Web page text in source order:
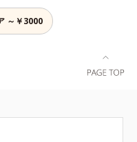
、よりシンプルなお手入れで、
・ツヤのある好印象な清潔透明
透明感のある肌*2 男性の顔画像
用いた印象評価において、基準画
印象が高く評価されたこと*3
～￥3000